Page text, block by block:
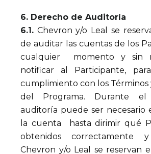
6. Derecho de Auditoría
6.1. Chevron y/o Leal se
de auditar las cuentas de los
cualquier momento y sin
notificar al Participante,
cumplimiento con los Términos
del Programa. Durante el
auditoría puede ser necesario
la cuenta hasta dirimir qué
obtenidos correctamente
Chevron y/o Leal se reservan